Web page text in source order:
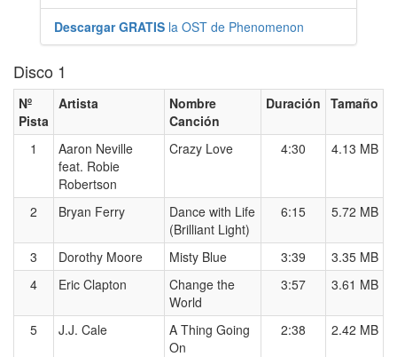
Descargar GRATIS la OST de Phenomenon
Disco 1
Nº
Pista
Artista
Nombre
Canción
Duración Tamaño
1
Aaron Neville
feat. Robie
Robertson
Crazy Love 4:30 4.13 MB
2 Bryan Ferry
Dance with Life
(Brilliant Light)
6:15 5.72 MB
3 Dorothy Moore Misty Blue 3:39
3.35 MB
4
Eric Clapton
Change the
World
3:57 3.61 MB
5 J.J. Cale
A Thing Going
On
2:38 2.42 MB